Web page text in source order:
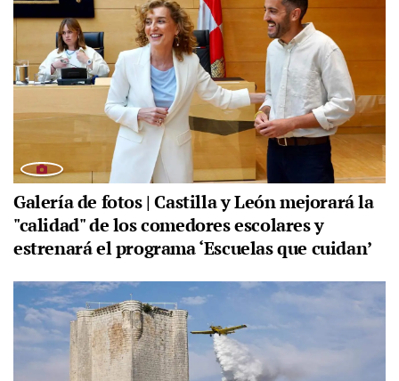
Galería de fotos | Castilla y León mejorará la
"calidad" de los comedores escolares y
estrenará el programa ‘Escuelas que cuidan’